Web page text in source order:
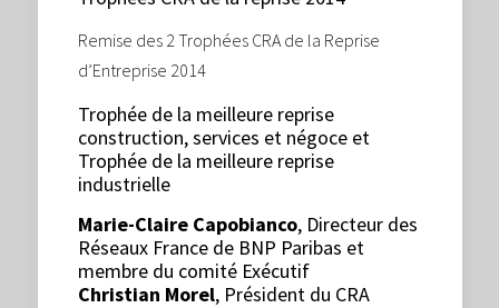
Remise des 2 Trophées CRA de la Reprise
d’Entreprise 2014
Trophée de la meilleure reprise
construction, services et négoce et
Trophée de la meilleure reprise
industrielle
Marie-Claire Capobianco, Directeur des
Réseaux France de BNP Paribas et
membre du comité Exécutif
Christian Morel, Président du CRA